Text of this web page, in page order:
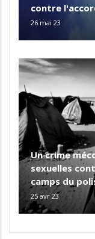
contre
26 mai 23
Un crime
sexuelles
camps du
25 avr 23